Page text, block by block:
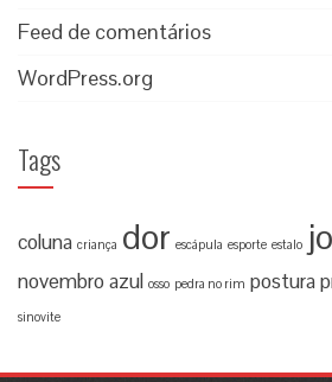
Feed de comentários
WordPress.org
Tags
coluna criança dor escápula esporte estalo
novembro azul osso pedra no rim postura
sinovite